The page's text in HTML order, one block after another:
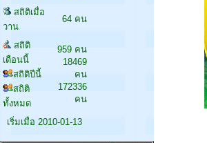
สถิติเมื่อ
วาน
64 คน
สถิติ
เดือนนี้
สถิติปีนี้
สถิติ
ทั้งหมด
959 คน
18469
คน
172336
คน
เริ่มเมื่อ 2010-01-13